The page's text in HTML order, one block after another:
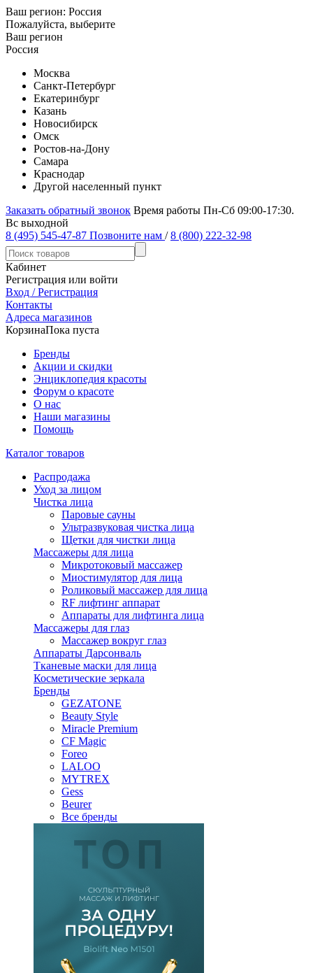
Ваш регион: Россия
Пожалуйста, выберите
Ваш регион
Россия
Москва
Санкт-Петербург
Екатеринбург
Казань
Новосибирск
Омск
Ростов-на-Дону
Самара
Краснодар
Другой населенный пункт
Заказать обратный звонок Время работы Пн-Сб 09:00-17:30.
Вс выходной
8 (495) 545-47-87 Позвоните нам / 8 (800) 222-32-98
Кабинет
Регистрация или войти
Вход / Регистрация
Контакты
Адреса магазинов
КорзинаПока пуста
Бренды
Акции и скидки
Энциклопедия красоты
Форум о красоте
О нас
Наши магазины
Помощь
Каталог товаров
Распродажа
Уход за лицом
Чистка лица
Паровые сауны
Ультразвуковая чистка лица
Щетки для чистки лица
Массажеры для лица
Микротоковый массажер
Миостимулятор для лица
Роликовый массажер для лица
RF лифтинг аппарат
Аппараты для лифтинга лица
Массажеры для глаз
Массажер вокруг глаз
Аппараты Дарсонваль
Тканевые маски для лица
Косметические зеркала
Бренды
GEZATONE
Beauty Style
Miracle Premium
CF Magic
Foreo
LALOO
MYTREX
Gess
Beurer
Все бренды